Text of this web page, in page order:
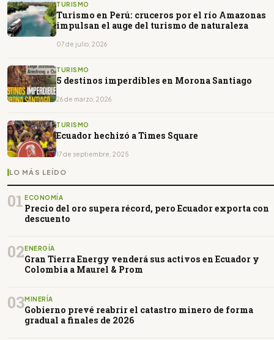
TURISMO
Turismo en Perú: cruceros por el río Amazonas
impulsan el auge del turismo de naturaleza
07 de julio, 2026
TURISMO
5 destinos imperdibles en Morona Santiago
26 de marzo, 2026
TURISMO
Ecuador hechizó a Times Square
17 de septiembre, 2025
LO MÁS LEÍDO
01 ECONOMÍA
Precio del oro supera récord, pero Ecuador exporta con
descuento
02ENERGÍA
Gran Tierra Energy venderá sus activos en Ecuador y
Colombia a Maurel & Prom
03MINERÍA
Gobierno prevé reabrir el catastro minero de forma
gradual a finales de 2026